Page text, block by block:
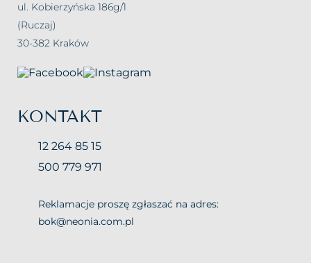
ul. Kobierzyńska 186g/1
(Ruczaj)
30-382 Kraków
KONTAKT
12 264 85 15
500 779 971
Reklamacje proszę zgłaszać na adres:
bok@neonia.com.pl